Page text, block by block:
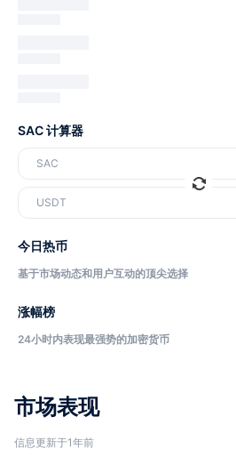
市场表现
信息更新于1年前
SAC 计算器
SAC
USDT
今日热币
基于市场动态和用户互动的顶尖选择
涨幅榜
24小时内表现最强势的加密货币